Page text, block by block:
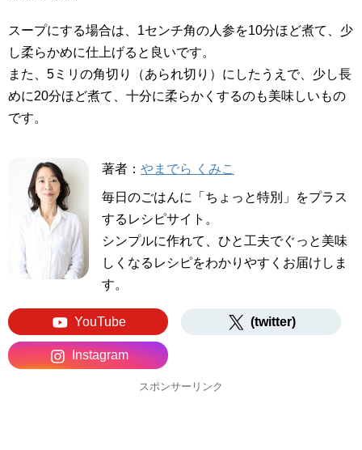
スープにする場合は、1センチ角の人参を10分ほど煮て、少
し柔らかめに仕上げると良いです。
また、5ミリの角切り（あられ切り）にしたうえで、少し長
めに20分ほど煮て、十分に柔らかくするのも美味しいもの
です。
著者： やまでら くみこ
毎日のごはんに「ちょっと特別」をプラス
するレシピサイト。
シンプルに作れて、ひと工夫でぐっと美味
しくなるレシピをわかりやすくお届けしま
す。
YouTube (twitter)
Instagram
スポンサーリンク